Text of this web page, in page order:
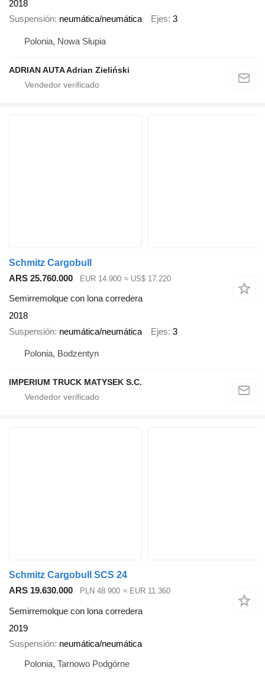
2018
Suspensión neumática/neumática Ejes 3
Polonia, Nowa Słupia
ADRIAN AUTA Adrian Zieliński
Schmitz Cargobull
ARS 25.760.000
EUR 14.900 ≈ US$ 17.220
Semirremolque con lona corredera
2018
Suspensión neumática/neumática Ejes 3
Polonia, Bodzentyn
IMPERIUM TRUCK MATYSEK S.C.
Schmitz Cargobull SCS 24
ARS 19.630.000
PLN 48.900 ≈ EUR 11.360
Semirremolque con lona corredera
2019
Suspensión neumática/neumática
Polonia, Tarnowo Podgórne